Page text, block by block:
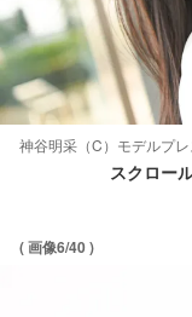
神谷明采（C）モデルプレ
スクロー
( 画像6/40 )